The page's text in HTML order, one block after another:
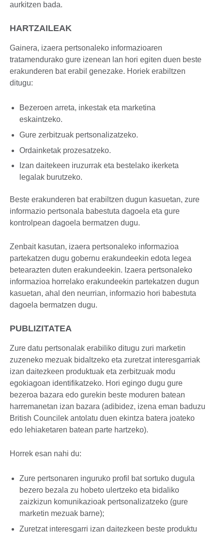
aurkitzen bada.
HARTZAILEAK
Gainera, izaera pertsonaleko informazioaren
tratamendurako gure izenean lan hori egiten duen beste
erakunderen bat erabil genezake. Horiek erabiltzen
ditugu:
Bezeroen arreta, inkestak eta marketina
eskaintzeko.
Gure zerbitzuak pertsonalizatzeko.
Ordainketak prozesatzeko.
Izan daitekeen iruzurrak eta bestelako ikerketa
legalak burutzeko.
Beste erakunderen bat erabiltzen dugun kasuetan, zure
informazio pertsonala babestuta dagoela eta gure
kontrolpean dagoela bermatzen dugu.
Zenbait kasutan, izaera pertsonaleko informazioa
partekatzen dugu gobernu erakundeekin edota legea
betearazten duten erakundeekin. Izaera pertsonaleko
informazioa horrelako erakundeekin partekatzen dugun
kasuetan, ahal den neurrian, informazio hori babestuta
dagoela bermatzen dugu.
PUBLIZITATEA
Zure datu pertsonalak erabiliko ditugu zuri marketin
zuzeneko mezuak bidaltzeko eta zuretzat interesgarriak
izan daitezkeen produktuak eta zerbitzuak modu
egokiagoan identifikatzeko. Hori egingo dugu gure
bezeroa bazara edo gurekin beste moduren batean
harremanetan izan bazara (adibidez, izena eman baduzu
British Councilek antolatu duen ekintza batera joateko
edo lehiaketaren batean parte hartzeko).
Horrek esan nahi du:
Zure pertsonaren inguruko profil bat sortuko dugula
bezero bezala zu hobeto ulertzeko eta bidaliko
zaizkizun komunikazioak pertsonalizatzeko (gure
marketin mezuak barne);
Zuretzat interesgarri izan daitezkeen beste produktu